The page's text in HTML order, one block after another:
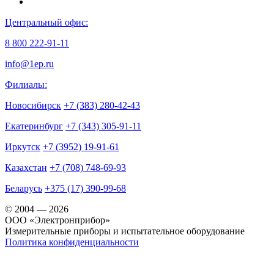
Центральный офис:
8 800 222-91-11
info@1ep.ru
Филиалы:
Новосибирск +7 (383) 280-42-43
Екатеринбург +7 (343) 305-91-11
Иркутск +7 (3952) 19-91-61
Казахстан +7 (708) 748-69-93
Беларусь +375 (17) 390-99-68
© 2004 — 2026
OOO «Электронприбор»
Измерительные приборы и испытательное оборудование
Политика конфиденциальности